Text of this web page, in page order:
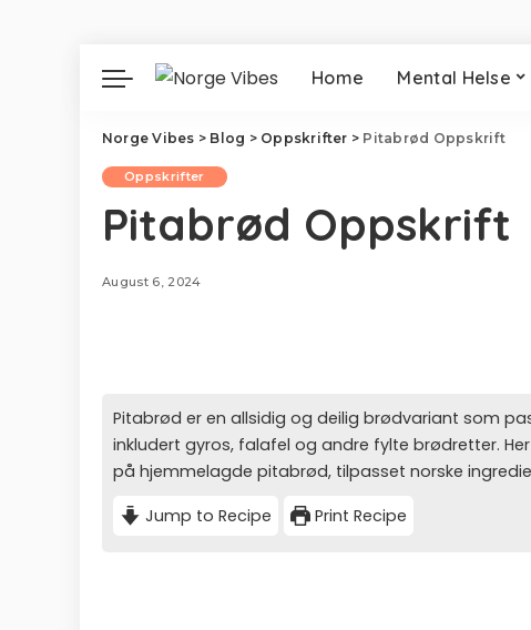
Home Mental Helse
Norge Vibes > Blog > Oppskrifter > Pitabrød Oppskrift
Oppskrifter
Pitabrød Oppskrift
August 6, 2024
Pitabrød er en allsidig og deilig brødvariant som
inkludert gyros, falafel og andre fylte brødretter.
på hjemmelagde pitabrød, tilpasset norske
Jump to Recipe
Print Recipe